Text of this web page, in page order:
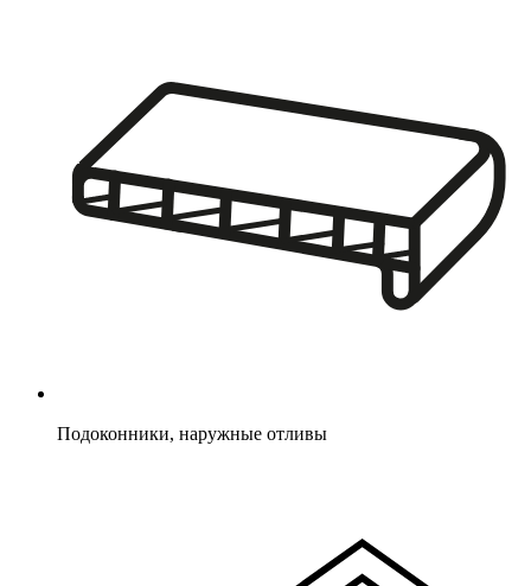
Подоконники, наружные отливы